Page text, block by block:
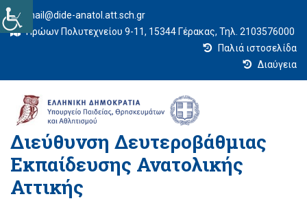
mail@dide-anatol.att.sch.gr
Ηρώων Πολυτεχνείου 9-11, 15344 Γέρακας, Τηλ. 2103576000
Παλιά ιστοσελίδα
Διαύγεια
Διεύθυνση Δευτεροβάθμιας
Εκπαίδευσης Ανατολικής
Αττικής